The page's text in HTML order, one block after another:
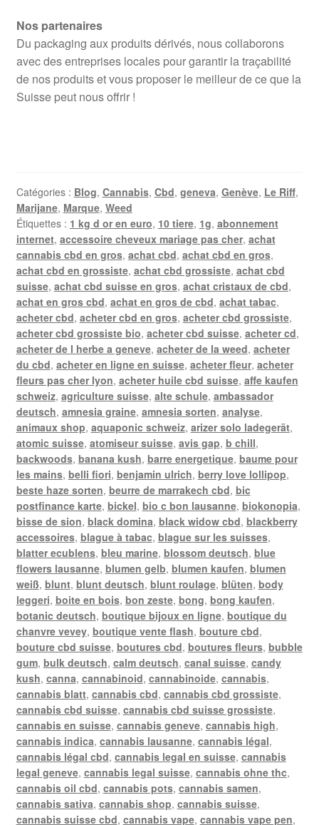
Nos partenaires
Du packaging aux produits dérivés, nous collaborons
avec des entreprises locales pour garantir la traçabilité
de nos produits et vous proposer le meilleur de ce que la
Suisse peut nous offrir !
Catégories : Blog, Cannabis, Cbd, geneva, Genève, Le Riff,
Marijane, Marque, Weed
Étiquettes : 1 kg d or en euro, 10 tiere, 1g, abonnement
internet, accessoire cheveux mariage pas cher, achat
cannabis cbd en gros, achat cbd, achat cbd en gros,
achat cbd en grossiste, achat cbd grossiste, achat cbd
suisse, achat cbd suisse en gros, achat cristaux de cbd,
achat en gros cbd, achat en gros de cbd, achat tabac,
acheter cbd, acheter cbd en gros, acheter cbd grossiste,
acheter cbd grossiste bio, acheter cbd suisse, acheter cd,
acheter de l herbe a geneve, acheter de la weed, acheter
du cbd, acheter en ligne en suisse, acheter fleur, acheter
fleurs pas cher lyon, acheter huile cbd suisse, affe kaufen
schweiz, agriculture suisse, alte schule, ambassador
deutsch, amnesia graine, amnesia sorten, analyse,
animaux shop, aquaponic schweiz, arizer solo ladegerät,
atomic suisse, atomiseur suisse, avis gap, b chill,
backwoods, banana kush, barre energetique, baume pour
les mains, belli fiori, benjamin ulrich, berry love lollipop,
beste haze sorten, beurre de marrakech cbd, bic
postfinance karte, bickel, bio c bon lausanne, biokonopia,
bisse de sion, black domina, black widow cbd, blackberry
accessoires, blague à tabac, blague sur les suisses,
blatter ecublens, bleu marine, blossom deutsch, blue
flowers lausanne, blumen gelb, blumen kaufen, blumen
weiß, blunt, blunt deutsch, blunt roulage, blüten, body
leggeri, boite en bois, bon zeste, bong, bong kaufen,
botanic deutsch, boutique bijoux en ligne, boutique du
chanvre vevey, boutique vente flash, bouture cbd,
bouture cbd suisse, boutures cbd, boutures fleurs, bubble
gum, bulk deutsch, calm deutsch, canal suisse, candy
kush, canna, cannabinoid, cannabinoide, cannabis,
cannabis blatt, cannabis cbd, cannabis cbd grossiste,
cannabis cbd suisse, cannabis cbd suisse grossiste,
cannabis en suisse, cannabis geneve, cannabis high,
cannabis indica, cannabis lausanne, cannabis légal,
cannabis légal cbd, cannabis legal en suisse, cannabis
legal geneve, cannabis legal suisse, cannabis ohne thc,
cannabis oil cbd, cannabis pots, cannabis samen,
cannabis sativa, cannabis shop, cannabis suisse,
cannabis suisse cbd, cannabis vape, cannabis vape pen,